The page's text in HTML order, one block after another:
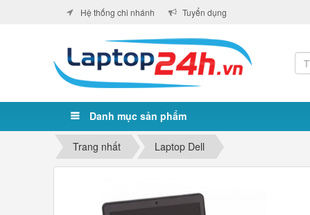
Danh mục sản phẩm
Hệ thống chi nhánh Tuyển dụng
Trang nhất Laptop Dell